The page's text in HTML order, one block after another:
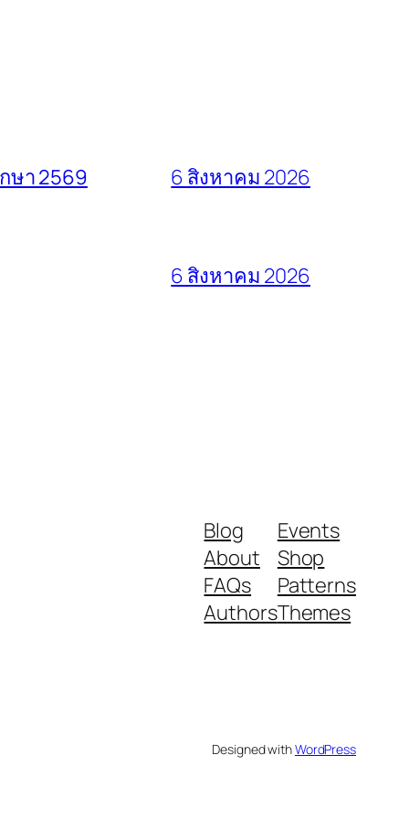
ษา 2569 6 สิงหาคม 2026
6 สิงหาคม 2026
Blog
About
FAQs
Authors
Events
Shop
Patterns
Themes
Designed withWordPress